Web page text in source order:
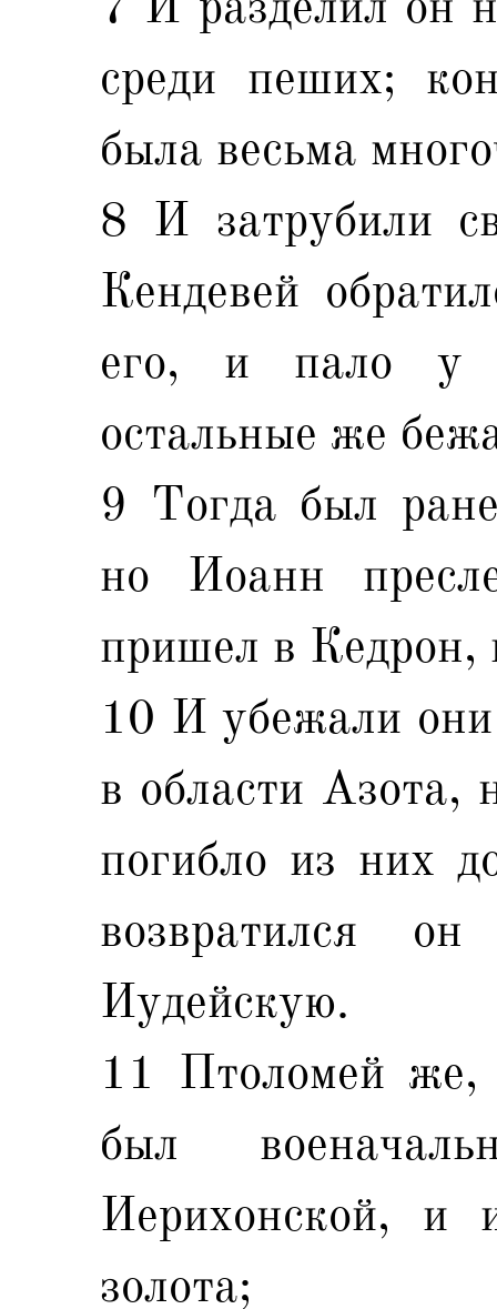
среди пеших;
была весьма
8 И затрубили
Кендевей
его, и пало у
остальные же
9 Тогда был
но Иоанн
пришел в Кедрон,
10 И убежали
в области Азота,
погибло из них
возвратился
Иудейскую.
11 Птоломей же,
был
Иерихонской, и
золота;